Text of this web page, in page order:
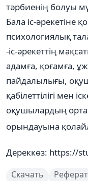
тәрбиенің болуы
Бала іс-әрекетіне
психологиялық
-іс-әрекеттің
адамға, қоғамға,
пайдалылығы,
қабілеттілігі мен
оқушылардың
орындауына
Дереккөз: https://
Скачать Реферат